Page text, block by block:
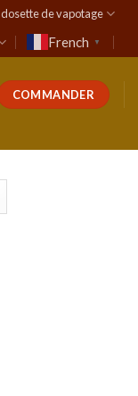
dosette de vapotage
French ▼
COMMANDER